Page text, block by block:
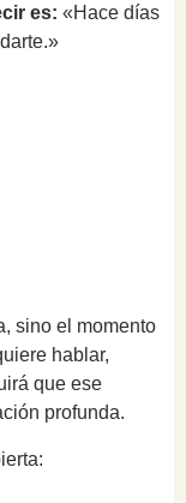
es: «Hace días
sino el momento
hablar,
que ese
profunda.